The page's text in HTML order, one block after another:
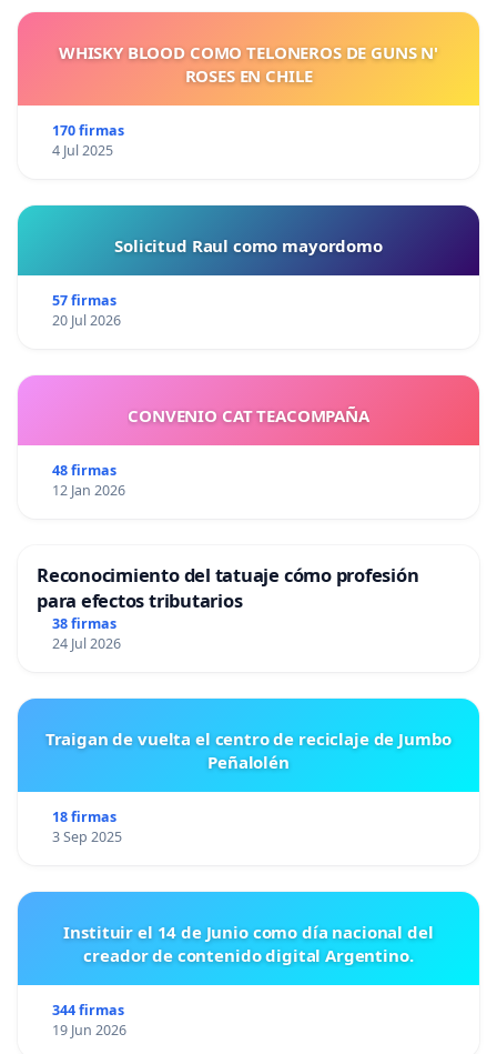
WHISKY BLOOD COMO TELONEROS DE GUNS N'
ROSES EN CHILE
170 firmas
4 Jul 2025
Solicitud Raul como mayordomo
57 firmas
20 Jul 2026
CONVENIO CAT TEACOMPAÑA
48 firmas
12 Jan 2026
Reconocimiento del tatuaje cómo profesión
para efectos tributarios
38 firmas
24 Jul 2026
Traigan de vuelta el centro de reciclaje de Jumbo
Peñalolén
18 firmas
3 Sep 2025
Instituir el 14 de Junio como día nacional del
creador de contenido digital Argentino.
344 firmas
19 Jun 2026